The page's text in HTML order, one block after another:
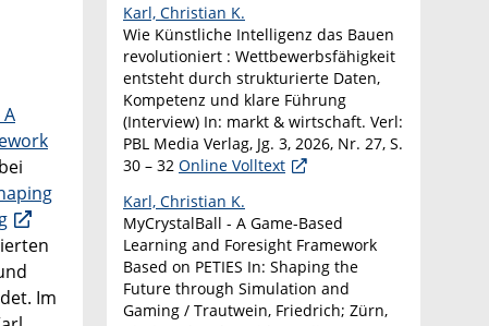
Im
Karl, Christian K.
Wie Künstliche Intelligenz das Bauen
revolutioniert : Wettbewerbsfähigkeit
entsteht durch strukturierte Daten,
Kompetenz und klare Führung
(Interview) In: markt & wirtschaft. Verl:
PBL Media Verlag, Jg. 3, 2026, Nr. 27, S.
30 – 32 Online Volltext
Karl, Christian K.
MyCrystalBall - A Game-Based
Learning and Foresight Framework
Based on PETIES In: Shaping the
Future through Simulation and
Gaming / Trautwein, Friedrich; Zürn,